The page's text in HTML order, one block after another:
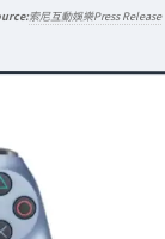
索尼互動娛樂Press Release